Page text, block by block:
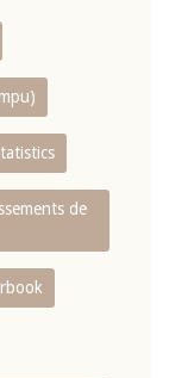
de